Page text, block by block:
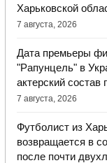
Харьковской
7 августа, 2026
Дата премьеры
"Рапунцель" в
актерский состав
7 августа, 2026
Футболист из
возвращается в
после почти